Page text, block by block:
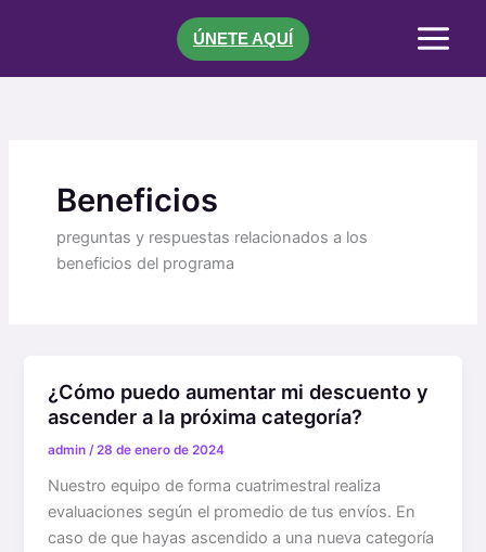
ÚNETE AQUÍ
Beneficios
preguntas y respuestas relacionados a los
beneficios del programa
¿Cómo puedo aumentar mi descuento y
ascender a la próxima categoría?
admin/28 de enero de 2024
Nuestro equipo de forma cuatrimestral realiza
evaluaciones según el promedio de tus envíos. En
caso de que hayas ascendido a una nueva categoría